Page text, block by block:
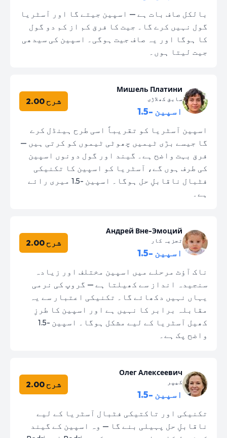
بالکل صاف بات ہے — اسپین جیتے گا اور آسٹریا
گول نہیں کرے گا۔ جیت کا فرق کم از کم دو گول
کا ہوگا اور یہ صاف جیت ہوگی۔ اسپین کی سیدھی
جیت لیتا ہوں۔
Мишель Платини
سابق کھلاڑی
اسپین -1.5
شرح 2.00
اسپین آسٹریا کو تقریباً اسی طرح ہینڈل کرے
گا جیسے بڑی ٹیمیں چھوٹی ٹیموں کو کرتی ہیں —
فرق بہت واضح ہے۔ گیند اور گول دونوں اسپین
کی طرف ہوں گے، آسٹریا کو اسپین کا تکنیکی
فٹبال ناقابلِ حل ہوگا۔ اسپین -1.5 میری رائے
ہے۔
Андрей Вне-Эмоций
تجزیہ کار
اسپین -1.5
شرح 2.00
ناک آؤٹ مرحلے میں اسپین مختلف اور زیادہ
سنجیدہ انداز سے کھیلتا ہے — گروپ کی نرمی
یہاں نہیں دکھائے گا۔ تکنیکی اعتبار سے یہ
مقابلہ برابر کا نہیں ہے اور اسپین کا طرزِ
کھیل آسٹریا کے لیے مشکل ہوگا۔ اسپین -1.5
واضح پک ہے۔
Олег Алексеевич
کیپر
اسپین -1.5
شرح 2.00
تکنیکی اور تاکتیکی فٹبال آسٹریا کے لیے
ناقابلِ حل پہیلی بنے گا — وہ اسپین کے گیند